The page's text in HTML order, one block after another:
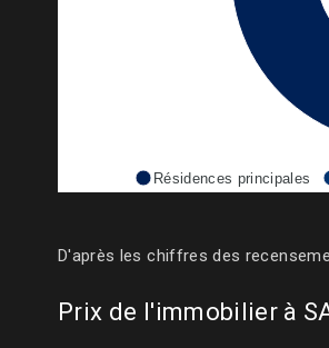
Résidences principales
D'après les chiffres des
Prix de l'immobilier à